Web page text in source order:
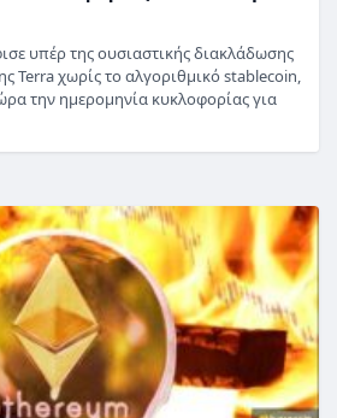
υπέρ της ουσιαστικής διακλάδωσης
Terra χωρίς το αλγοριθμικό stablecoin,
την ημερομηνία κυκλοφορίας για